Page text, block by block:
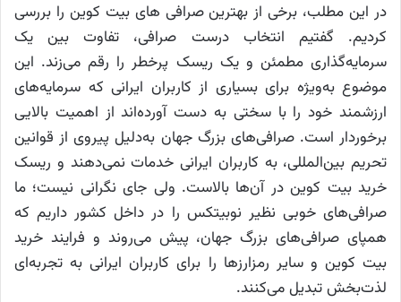
در این مطلب، برخی از بهترین صرافی های بیت کوین را بررسی
کردیم. گفتیم انتخاب درست صرافی، تفاوت بین یک
سرمایه‌گذاری مطمئن و یک ریسک پرخطر را رقم می‌زند. این
موضوع به‌ویژه برای بسیاری از کاربران ایرانی که سرمایه‌های
ارزشمند خود را با سختی به دست آورده‌اند از اهمیت بالایی
برخوردار است. صرافی‌های بزرگ جهان به‌دلیل پیروی از قوانین
تحریم بین‌المللی، به کاربران ایرانی خدمات نمی‌دهند و ریسک
خرید بیت کوین در آن‌ها بالاست. ولی جای نگرانی نیست؛ ما
صرافی‌های خوبی نظیر نوبیتکس را در داخل کشور داریم که
همپای صرافی‌های بزرگ جهان، پیش می‌روند و فرایند خرید
بیت کوین و سایر رمزارزها را برای کاربران ایرانی به تجربه‌ای
لذت‌بخش تبدیل می‌کنند.